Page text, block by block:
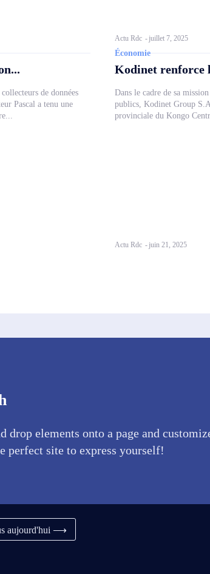
Actu Rdc - juillet 7, 2025
de données
Pascal a tenu une
Économie
Kodinet renforce
Dans le cadre de sa
publics, Kodinet Group
provinciale du Kongo
Actu Rdc - juin 21, 2025
drop elements onto a page and
perfect site to express yourself!
aujourd'hui ⟶